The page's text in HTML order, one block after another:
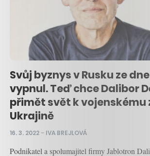
Svůj byznys v Rusku ze
vypnul. Teď chce Dalibor
přimět svět k vojenskému
Ukrajině
16. 3. 2022– IVA BREJLOVÁ
Podnikatel a spolumajitel firmy Jablotron